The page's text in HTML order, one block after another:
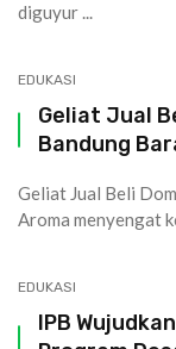
diguyur ...
EDUKASI
Geliat Jual
Bandung
Geliat Jual Beli
Aroma menyengat
EDUKASI
IPB